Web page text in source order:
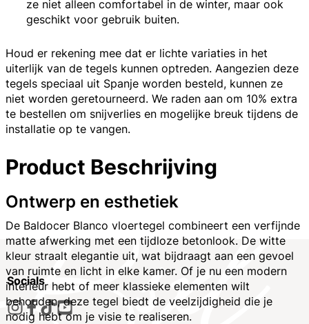
ze niet alleen comfortabel in de winter, maar ook
geschikt voor gebruik buiten.
Houd er rekening mee dat er lichte variaties in het
uiterlijk van de tegels kunnen optreden. Aangezien deze
tegels speciaal uit Spanje worden besteld, kunnen ze
niet worden geretourneerd. We raden aan om 10% extra
te bestellen om snijverlies en mogelijke breuk tijdens de
installatie op te vangen.
Product Beschrijving
Ontwerp en esthetiek
De Baldocer Blanco vloertegel combineert een verfijnde
matte afwerking met een tijdloze betonlook. De witte
kleur straalt elegantie uit, wat bijdraagt aan een gevoel
van ruimte en licht in elke kamer. Of je nu een modern
interieur hebt of meer klassieke elementen wilt
behouden, deze tegel biedt de veelzijdigheid die je
nodig hebt om je visie te realiseren.
Socials